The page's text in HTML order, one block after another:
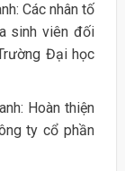
Các nhân tố
sinh viên đối
Đại học
Hoàn thiện
ty cổ phần